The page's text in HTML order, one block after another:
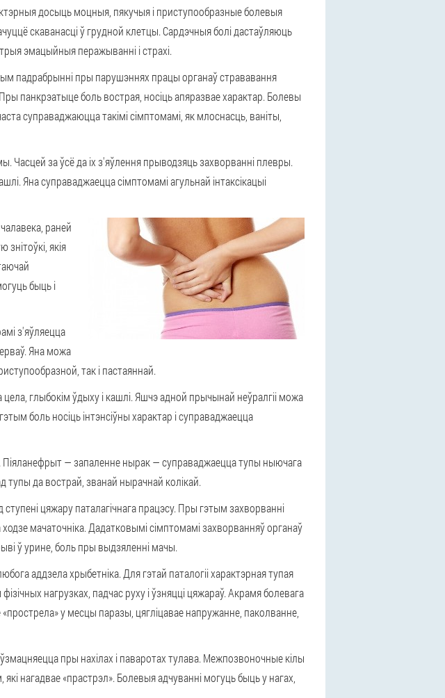
досыць моцныя, пякучыя і приступообразные болевыя
скаванасці ў грудной клетцы. Сардэчныя болі дастаўляюць
эмацыйныя перажыванні і страхі.
падрабрынні пры парушэннях працы органаў стрававання
панкрэатыце боль вострая, носіць апяразвае характар. Болевы
суправаджаюцца такімі сімптомамі, як млоснасць, ваніты,
. Часцей за ўсё да іх з'яўлення прыводзяць захворванні плевры.
Яна суправаджаецца сімптомамі агульнай інтаксікацыі
раней
якія
быць і
з'яўляецца
Яна можа
так і пастаяннай.
глыбокім ўдыху і кашлі. Яшчэ адной прычынай неўралгіі можа
боль носіць інтэнсіўны характар і суправаджаецца
. Піяланефрыт — запаленне нырак — суправаджаецца тупы ныючага
тупы да вострай, званай нырачнай колікай.
цяжару паталагічнага працэсу. Пры гэтым захворванні
мачаточніка. Дадатковымі сімптомамі захворванняў органаў
ў урине, боль пры выдзяленні мачы.
аддзела хрыбетніка. Для гэтай паталогіі характэрная тупая
нагрузках, падчас руху і ўзняцці цяжараў. Акрамя болевага
у месцы паразы, цягліцавае напружанне, паколванне,
пры нахілах і паваротах тулава. Межпозвоночные кілы
нагадвае «прастрэл». Болевыя адчуванні могуць быць у нагах,